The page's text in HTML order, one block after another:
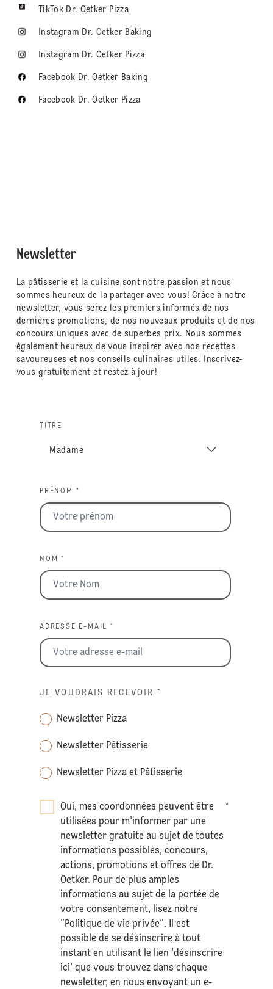
TikTok Dr. Oetker Pizza
Instagram Dr. Oetker Baking
Instagram Dr. Oetker Pizza
Facebook Dr. Oetker Baking
Facebook Dr. Oetker Pizza
Newsletter
La pâtisserie et la cuisine sont notre passion et nous
sommes heureux de la partager avec vous! Grâce à notre
newsletter, vous serez les premiers informés de nos
dernières promotions, de nos nouveaux produits et de nos
concours uniques avec de superbes prix. Nous sommes
également heureux de vous inspirer avec nos recettes
savoureuses et nos conseils culinaires utiles. Inscrivez-
vous gratuitement et restez à jour!
TITRE
PRÉNOM *
NOM *
ADRESSE E-MAIL *
JE VOUDRAIS RECEVOIR *
Newsletter Pizza
Newsletter Pâtisserie
Newsletter Pizza et Pâtisserie
Oui, mes coordonnées peuvent être
utilisées pour m'informer par une
newsletter gratuite au sujet de toutes
informations possibles, concours,
actions, promotions et offres de Dr.
Oetker. Pour de plus amples
informations au sujet de la portée de
votre consentement, lisez notre
"Politique de vie privée". Il est
possible de se désinscrire à tout
instant en utilisant le lien 'désinscrire
ici' que vous trouvez dans chaque
newsletter, en nous envoyant un e-
*